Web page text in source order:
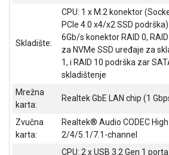
Skladište:
CPU: 1 x M.2 konektor
PCIe 4.0 x4/x2 SSD
6Gb/s konektor RAID 0,
za NVMe SSD uređaje za
1, i RAID 10 podrška zar
skladištenje
Mrežna
karta:
Realtek GbE LAN chip (1
Zvučna
karta:
Realtek® Audio CODEC
2/4/5.1/7.1-channel
CPU: 2 x USB 3.2 Gen 1